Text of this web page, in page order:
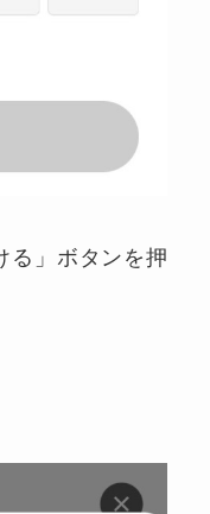
る」ボタンを押